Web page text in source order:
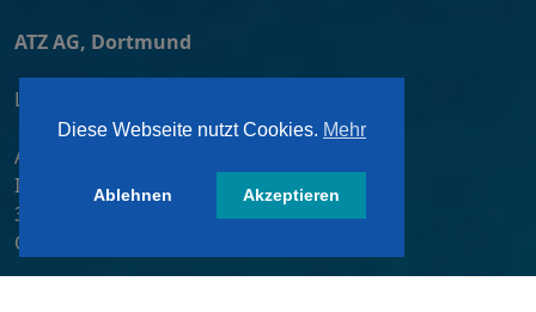
ATZ AG, Dortmund
Lizensiert von:
A&W-Verlag GmbH
Inkustraße 1-7 / Stiege 4 / 2. OG
3400 Klosterneuburg
Österreich/ Austria
Diese Webseite nutzt Cookies. Mehr
Ablehnen Akzeptieren